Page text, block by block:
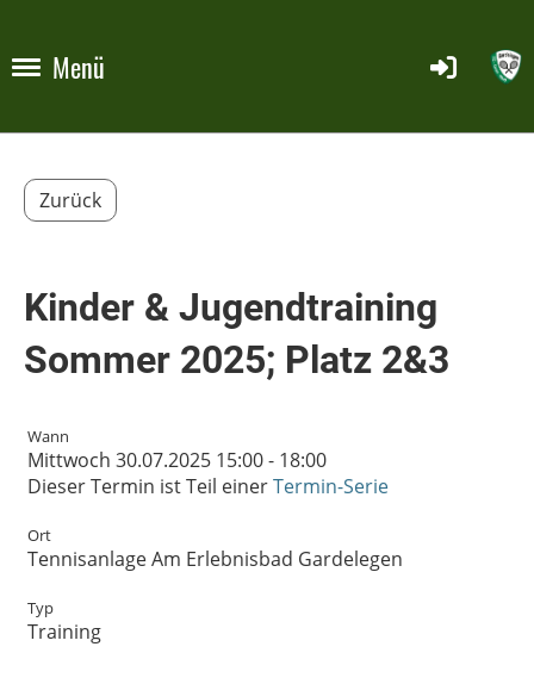
Menü
Zurück
Kinder & Jugendtraining
Sommer 2025; Platz 2&3
Wann
Mittwoch 30.07.2025 15:00 - 18:00
Dieser Termin ist Teil einerTermin-Serie
Ort
Tennisanlage Am Erlebnisbad Gardelegen
Typ
Training